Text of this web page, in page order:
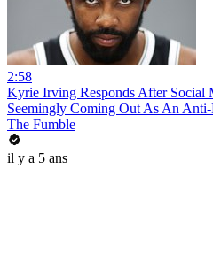
2:58
Kyrie Irving Responds After Social
Seemingly Coming Out As An
The Fumble
il y a 5 ans